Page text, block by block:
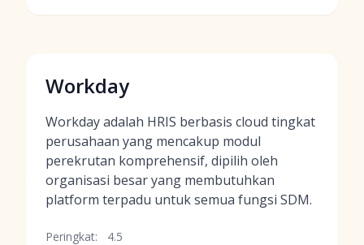
Workday
Workday adalah HRIS berbasis cloud tingkat
perusahaan yang mencakup modul
perekrutan komprehensif, dipilih oleh
organisasi besar yang membutuhkan
platform terpadu untuk semua fungsi SDM.
Peringkat: 4.5